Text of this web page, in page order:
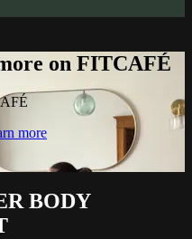
on FITCAFÉ
more
BODY